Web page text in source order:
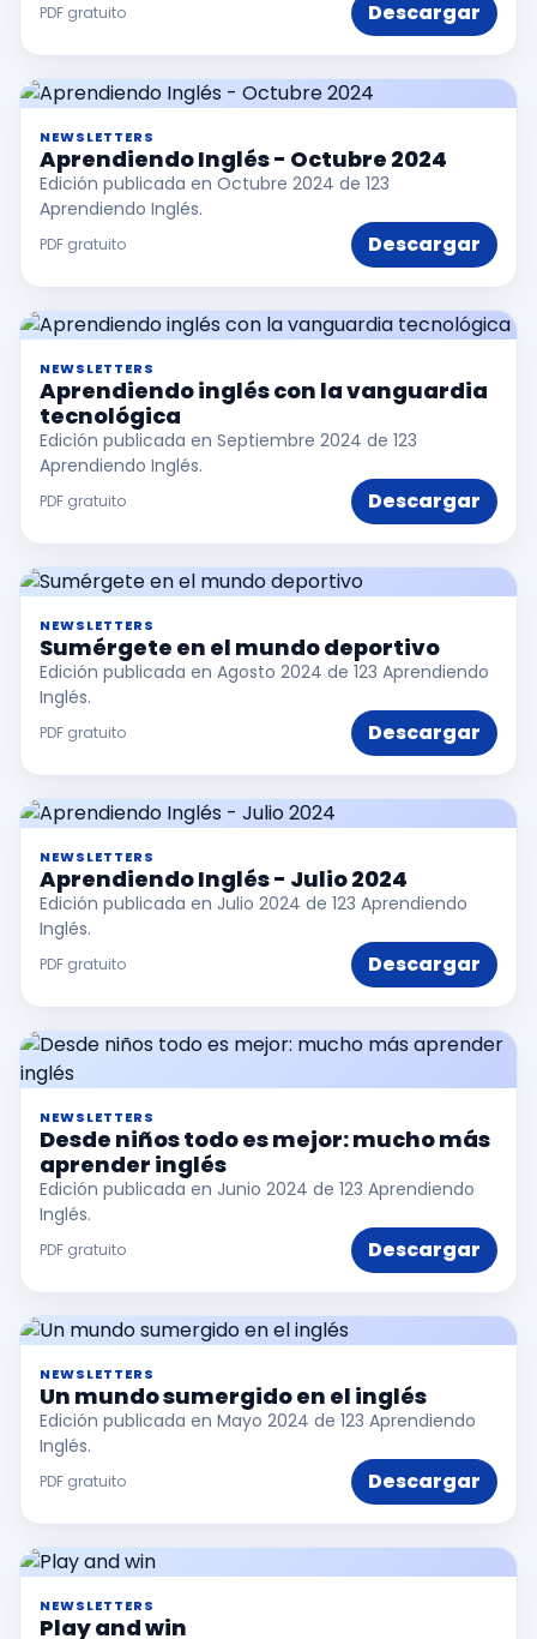
PDF gratuito Descargar
NEWSLETTERS
Aprendiendo Inglés - Octubre 2024
Edición publicada en Octubre 2024 de 123
Aprendiendo Inglés.
PDF gratuito Descargar
NEWSLETTERS
Aprendiendo inglés con la vanguardia
tecnológica
Edición publicada en Septiembre 2024 de 123
Aprendiendo Inglés.
PDF gratuito Descargar
NEWSLETTERS
Sumérgete en el mundo deportivo
Edición publicada en Agosto 2024 de 123 Aprendiendo
Inglés.
PDF gratuito Descargar
NEWSLETTERS
Aprendiendo Inglés - Julio 2024
Edición publicada en Julio 2024 de 123 Aprendiendo
Inglés.
PDF gratuito Descargar
NEWSLETTERS
Desde niños todo es mejor: mucho más
aprender inglés
Edición publicada en Junio 2024 de 123 Aprendiendo
Inglés.
PDF gratuito Descargar
NEWSLETTERS
Un mundo sumergido en el inglés
Edición publicada en Mayo 2024 de 123 Aprendiendo
Inglés.
PDF gratuito Descargar
NEWSLETTERS
Play and win